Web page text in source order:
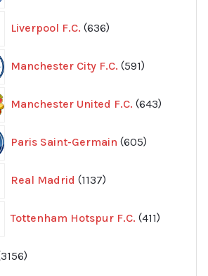
Liverpool F.C. 636
produkter
Manchester City F.C. 591
produkter
Manchester United F.C. 643
Paris Saint-Germain 605
produkter
Real Madrid 1137
produkter
Tottenham Hotspur F.C. 411
produkter
3156
produkter